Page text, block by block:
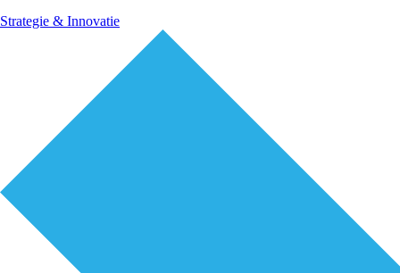
Strategie & Innovatie